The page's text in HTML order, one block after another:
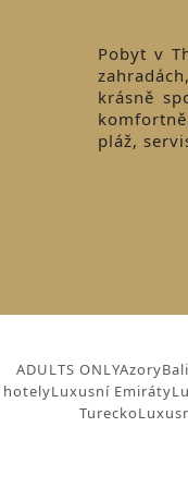
Pobyt v
krásně
pláž,
ADULTS ONLYAzoryBali
hotelyLuxusní Emiráty
Turecko